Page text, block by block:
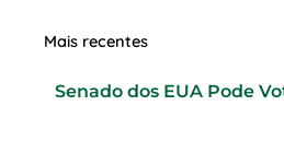
Mais recentes
Senado dos EUA Pode